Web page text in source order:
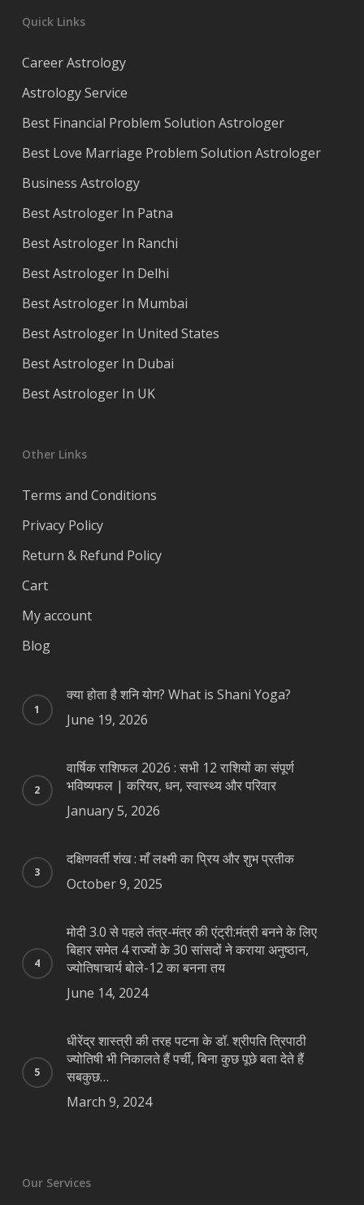
Quick Links
Career Astrology
Astrology Service
Best Financial Problem Solution Astrologer
Best Love Marriage Problem Solution Astrologer
Business Astrology
Best Astrologer In Patna
Best Astrologer In Ranchi
Best Astrologer In Delhi
Best Astrologer In Mumbai
Best Astrologer In United States
Best Astrologer In Dubai
Best Astrologer In UK
Other Links
Terms and Conditions
Privacy Policy
Return & Refund Policy
Cart
My account
Blog
क्या होता है शनि योग? What is Shani Yoga?
June 19, 2026
वार्षिक राशिफल 2026 : सभी 12 राशियों का संपूर्ण
भविष्यफल | करियर, धन, स्वास्थ्य और परिवार
January 5, 2026
दक्षिणवर्ती शंख : माँ लक्ष्मी का प्रिय और शुभ प्रतीक
October 9, 2025
मोदी 3.0 से पहले तंत्र-मंत्र की एंट्री:मंत्री बनने के लिए
बिहार समेत 4 राज्यों के 30 सांसदों ने कराया अनुष्ठान,
ज्योतिषाचार्य बोले-12 का बनना तय
June 14, 2024
धीरेंद्र शास्त्री की तरह पटना के डॉ. श्रीपति त्रिपाठी
ज्योतिषी भी निकालते हैं पर्ची, बिना कुछ पूछे बता देते हैं
सबकुछ…
March 9, 2024
Our Services